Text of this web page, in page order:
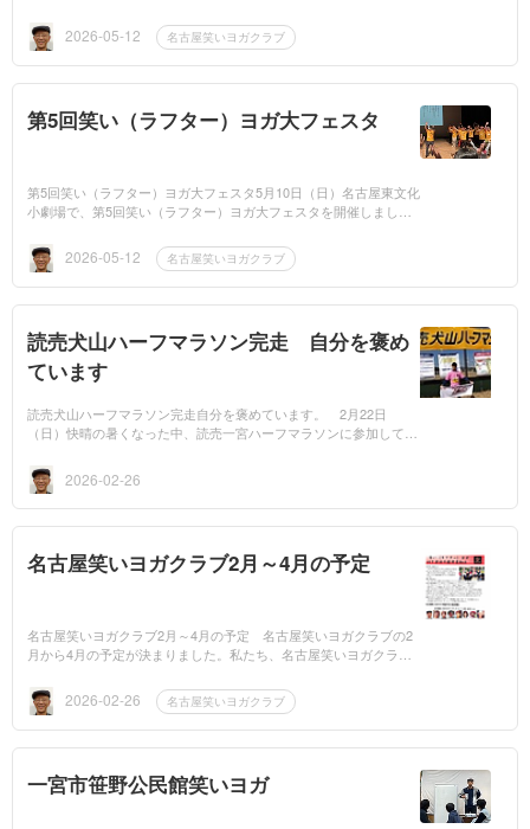
る」「笑い...2026-05-12 名古屋笑いヨガクラブ
第5回笑い（ラフター）ヨガ大フェスタ
第5回笑い（ラフター）ヨガ大フェスタ5月10日（日）名古屋東文化
小劇場で、第5回笑い（ラフター）ヨガ大フェスタを開催しまし
いただきました...
2026-05-12 名古屋笑いヨガクラブ
読売犬山ハーフマラソン完走 自分を褒め
ています
読売犬山ハーフマラソン完走自分を褒めています。 2月22日
（日）快晴の暑くなった中、読売一宮ハーフマラソンに参加して、
い部の痛みとし...
2026-02-26
名古屋笑いヨガクラブ2月～4月の予定
名古屋笑いヨガクラブ2月～4月の予定 名古屋笑いヨガクラブの2
月から4月の予定が決まりました。私たち、名古屋笑いヨガクラブ
ます。 生涯...
2026-02-26 名古屋笑いヨガクラブ
一宮市笹野公民館笑いヨガ